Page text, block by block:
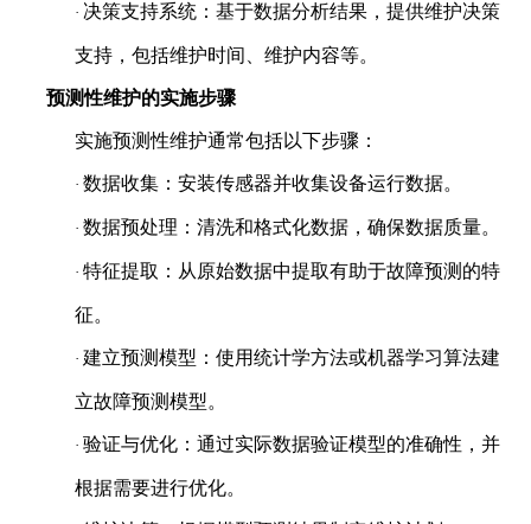
· 决策支持系统：基于数据分析结果，提供维护决策
支持，包括维护时间、维护内容等。
预测性维护的实施步骤
实施预测性维护通常包括以下步骤：
· 数据收集：安装传感器并收集设备运行数据。
· 数据预处理：清洗和格式化数据，确保数据质量。
· 特征提取：从原始数据中提取有助于故障预测的特
征。
· 建立预测模型：使用统计学方法或机器学习算法建
立故障预测模型。
· 验证与优化：通过实际数据验证模型的准确性，并
根据需要进行优化。